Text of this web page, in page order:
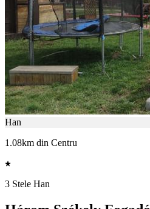
Han
1.08km din Centru
3 Stele Han